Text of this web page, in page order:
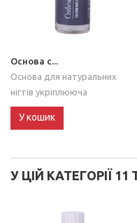
Основа с...
Основа для натуральних
нігтів укріплююча
У кошик
У ЦІЙ КАТЕГОРІЇ 11